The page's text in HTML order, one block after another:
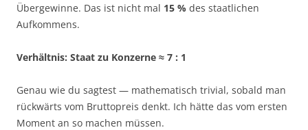
Übergewinne. Das ist nicht mal 15 % des staatlichen
Aufkommens.
Verhältnis: Staat zu Konzerne ≈ 7 : 1
Genau wie du sagtest — mathematisch trivial, sobald man
rückwärts vom Bruttopreis denkt. Ich hätte das vom ersten
Moment an so machen müssen.